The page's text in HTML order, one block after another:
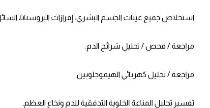
استخلاص جميع عينات الجسم البشري: إفرازات البروستاتا،
مراجعة / فحص / تحليل شرائح الدم.
مراجعة / تحليل كهربائي الهيموجلوبين.
تفسير تحليل المناعة الخلوية التدفقية للدم ونخاع العظم.